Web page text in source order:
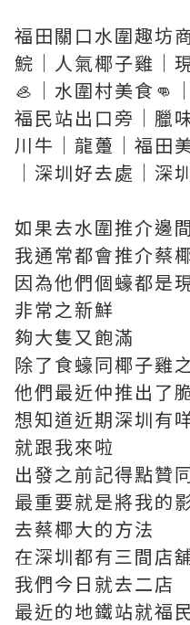
福田關口水圍趣坊
鯇｜人氣椰子雞｜
🦪｜水圍村美食👊
福民站出口旁｜臘
川牛｜龍躉｜福田
｜深圳好去處｜深
如果去水圍推介邊
我通常都會推介蔡
因為他們個蠔都是
非常之新鮮
夠大隻又飽滿
除了食蠔同椰子雞
他們最近仲推出了
想知道近期深圳有
就跟我來啦
出發之前記得點贊
最重要就是將我的
去蔡椰大的方法
在深圳都有三間店
我們今日就去二店
最近的地鐵站就福